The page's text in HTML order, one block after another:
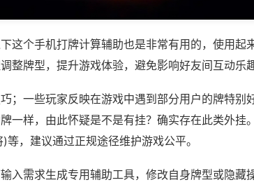
这个手机打牌计算辅助也是非常有用的，使用起
整牌型，提升游戏体验，避免影响好友间互动乐趣
；一些玩家反映在游戏中遇到部分用户的牌特别
一样，由此怀疑是不是有挂？确实存在此类外挂
，建议通过正规途径维护游戏公平。
入需求生成专用辅助工具，修改自身牌型或隐藏